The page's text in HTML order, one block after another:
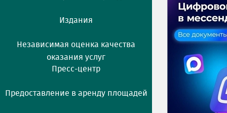
Издания
Независимая оценка качества
оказания услуг
Пресс-центр
Предоставление в аренду площадей